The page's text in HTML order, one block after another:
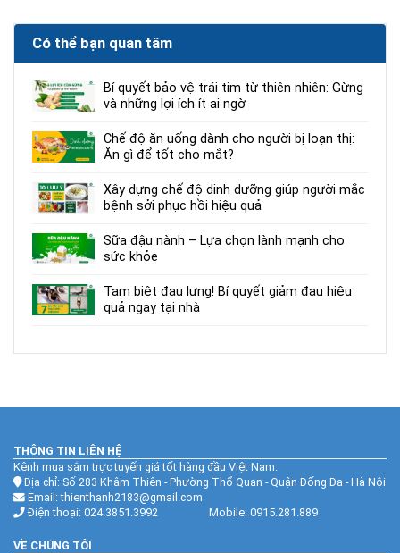
Có thể bạn quan tâm
Bí quyết bảo vệ trái tim từ thiên nhiên: Gừng
và những lợi ích ít ai ngờ
Chế độ ăn uống dành cho người bị loạn thị:
Ăn gì để tốt cho mắt?
Xây dựng chế độ dinh dưỡng giúp người mắc
bệnh sởi phục hồi hiệu quả
Sữa đậu nành – Lựa chọn lành mạnh cho
sức khỏe
Tạm biệt đau lưng! Bí quyết giảm đau hiệu
quả ngay tại nhà
THÔNG TIN LIÊN HỆ
Kênh mua sắm trực tuyến giá tốt hàng đầu Việt Nam.
Địa chỉ: Số 283 Khâm Thiên - Phường Thổ Quan - Quận Đống Đa - Hà Nội
Email: thienthanh2183@gmail.com
Điện thoại: 024.3851.3992 Mobile: 0915.281.889
VỀ CHÚNG TÔI